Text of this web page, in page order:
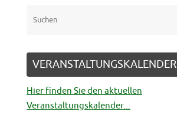
VERANSTALTUNGSKALENDER
Hier finden Sie den aktuellen
Veranstaltungskalender...